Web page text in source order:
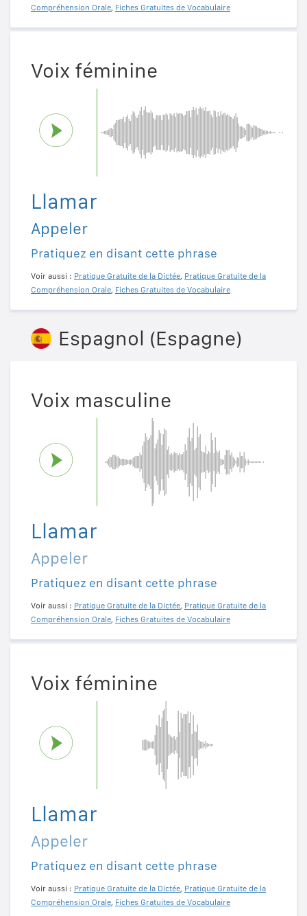
Compréhension Orale, Fiches Gratuites de Vocabulaire
Voix féminine
Llamar
Appeler
Pratiquez en disant cette phrase
Voir aussi : Pratique Gratuite de la Dictée, Pratique Gratuite de la
Compréhension Orale, Fiches Gratuites de Vocabulaire
Espagnol (Espagne)
Voix masculine
Llamar
Appeler
Pratiquez en disant cette phrase
Voir aussi : Pratique Gratuite de la Dictée, Pratique Gratuite de la
Compréhension Orale, Fiches Gratuites de Vocabulaire
Voix féminine
Llamar
Appeler
Pratiquez en disant cette phrase
Voir aussi : Pratique Gratuite de la Dictée, Pratique Gratuite de la
Compréhension Orale, Fiches Gratuites de Vocabulaire